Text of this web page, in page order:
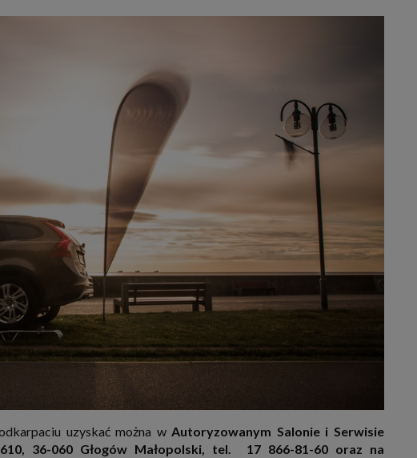
uzyskać można w Autoryzowanym Salonie i Serwisie
36-060 Głogów Małopolski, tel. 17 866-81-60 oraz na